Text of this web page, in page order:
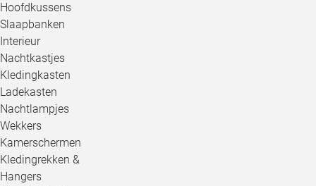
Hoofdkussens
Slaapbanken
Interieur
Nachtkastjes
Kledingkasten
Ladekasten
Nachtlampjes
Wekkers
Kamerschermen
Kledingrekken &
Hangers